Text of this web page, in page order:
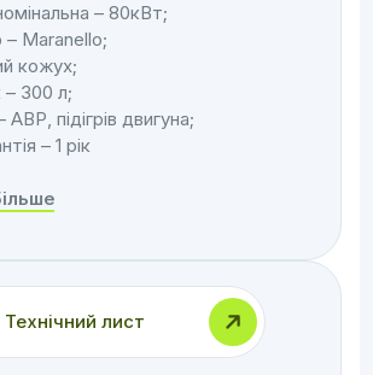
– 80кВт;
Maranello;
кожух;
– 300 л;
підігрів двигуна;
– 1 рік
Технічний лист